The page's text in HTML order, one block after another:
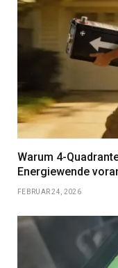
Warum 4-
Energiewende
FEBRUAR 24, 2026